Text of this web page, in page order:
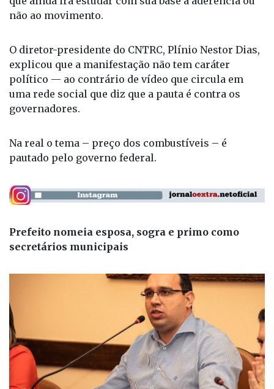
não ao movimento.
O diretor-presidente do CNTRC, Plínio Nestor Dias,
explicou que a manifestação não tem caráter
político — ao contrário de vídeo que circula em
uma rede social que diz que a pauta é contra os
governadores.
Na real o tema – preço dos combustíveis – é
pautado pelo governo federal.
Prefeito nomeia esposa, sogra e primo como
secretários municipais